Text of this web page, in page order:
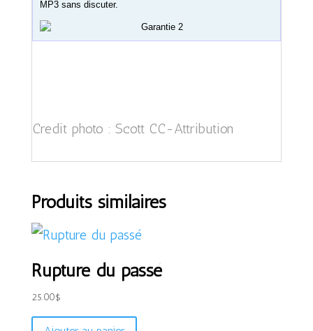
MP3 sans discuter.
Credit photo : Scott CC-Attribution
Produits similaires
Rupture du passé
25.00$